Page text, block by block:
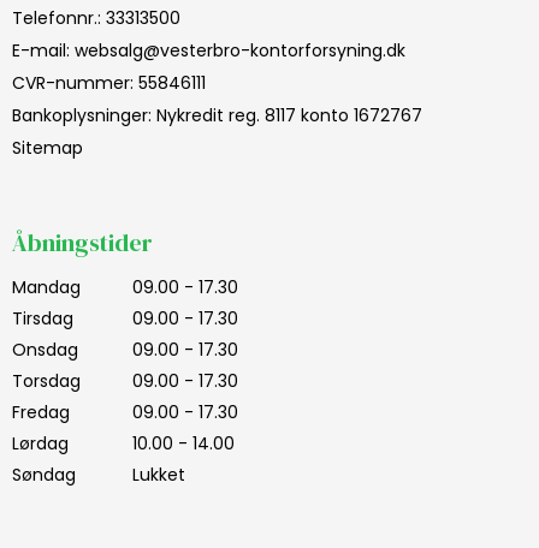
Telefonnr.: 33313500
E-mail: websalg@vesterbro-kontorforsyning.dk
CVR-nummer: 55846111
Bankoplysninger: Nykredit reg. 8117 konto 1672767
Sitemap
Åbningstider
Mandag
09.00 - 17.30
Tirsdag
09.00 - 17.30
Onsdag
09.00 - 17.30
Torsdag
09.00 - 17.30
Fredag
09.00 - 17.30
Lørdag
10.00 - 14.00
Søndag
Lukket